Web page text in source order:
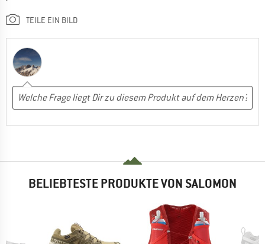
TEILE EIN BILD
BELIEBTESTE PRODUKTE VON SALOMON